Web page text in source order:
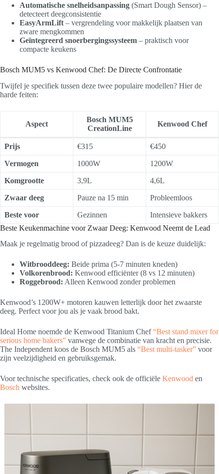
Automatische snelheidsanpassing (Smart Dough Sensor) –
detecteert deegconsistentie
EasyArmLift – vergrendeling voor makkelijk plaatsen van
zware mengkommen
Geïntegreerd snoerbergingssysteem – praktisch voor
compacte keukens
Bosch MUM5 vs Kenwood Chef: De Directe Confrontatie
Twijfel je specifiek tussen deze twee populaire modellen? Hier de
harde feiten:
Aspect
Bosch MUM5
CreationLine
Kenwood Chef
Prijs €315 €450
Vermogen 1000W 1200W
Komgrootte 3,9L 4,6L
Zwaar deeg Pauze na 15 min Probleemloos
Beste voor Gezinnen
Intensieve bakkers
Beste Keukenmachine voor Zwaar Deeg: Kenwood Neemt de Lead
Maak je regelmatig brood of pizzadeeg? Dan is de keuze duidelijk:
Witbrooddeeg: Beide prima (5-7 minuten kneden)
Volkorenbrood: Kenwood efficiënter (8 vs 12 minuten)
Roggebrood: Alleen Kenwood zonder problemen
Kenwood’s 1200W+ motoren kauwen letterlijk door het zwaarste
deeg. Perfect voor jou als je vaak brood bakt.
Ideal Home noemde de Kenwood Titanium Chef“Best stand mixer for
serious home bakers” vanwege de combinatie van kracht en precisie.
The Independent koos de Bosch MUM5 als “Best multi-tasker” voor
zijn veelzijdigheid en gebruiksgemak.
Voor technische specificaties, check ook de officiële Kenwood en
Bosch websites.